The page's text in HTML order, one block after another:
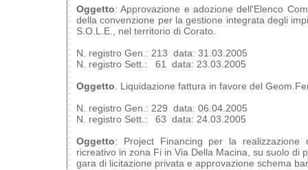
Oggetto: Approvazione e adozione dell'Elenco
della convenzione per la gestione integrata degli
S.O.L.E., nel territorio di Corato.
N. registro Gen.: 213 data: 31.03.2005
N. registro Sett.: 61 data: 23.03.2005
Oggetto . Liquidazione fattura in favore del
N. registro Gen.: 229 data: 06.04.2005
N. registro Sett.: 63 data: 24.03.2005
Oggetto: Project Financing per la realizzazione
ricreativo in zona Fi in Via Della Macina, su suolo di
gara di licitazione privata e approvazione schema